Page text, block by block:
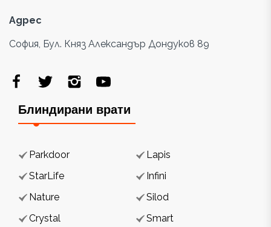
Адрес
София, Бул. Княз Александър Дондуков 89
Блиндирани врати
Parkdoor
Lapis
StarLife
Infini
Nature
Silod
Crystal
Smart